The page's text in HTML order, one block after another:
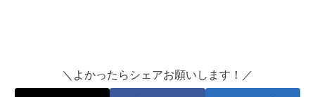
＼よかったらシェアお願いします！／